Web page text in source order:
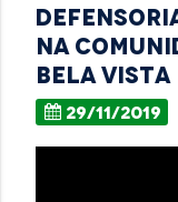
na
Bela Vista
29/11/2019